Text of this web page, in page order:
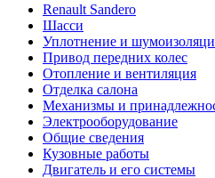
Renault Sandero
Шасси
Уплотнение и
Привод передних колес
Отопление и вентиляция
Отделка салона
Механизмы и
Электрооборудование
Общие сведения
Кузовные работы
Двигатель и его системы